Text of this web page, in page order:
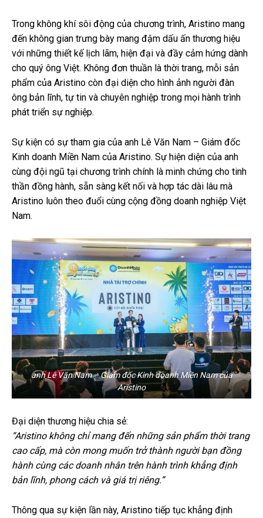
Trong không khí sôi động của chương trình, Aristino mang
đến không gian trưng bày mang đậm dấu ấn thương hiệu
với những thiết kế lịch lãm, hiện đại và đầy cảm hứng dành
cho quý ông Việt. Không đơn thuần là thời trang, mỗi sản
phẩm của Aristino còn đại diện cho hình ảnh người đàn
ông bản lĩnh, tự tin và chuyên nghiệp trong mọi hành trình
phát triển sự nghiệp.
Sự kiện có sự tham gia của anh Lê Văn Nam – Giám đốc
Kinh doanh Miền Nam của Aristino. Sự hiện diện của anh
cùng đội ngũ tại chương trình chính là minh chứng cho tinh
thần đồng hành, sẵn sàng kết nối và hợp tác dài lâu mà
Aristino luôn theo đuổi cùng cộng đồng doanh nghiệp Việt
Nam.
anh Lê Văn Nam – Giám đốc Kinh doanh Miền Nam của
Aristino
Đại diện thương hiệu chia sẻ:
“Aristino không chỉ mang đến những sản phẩm thời trang
cao cấp, mà còn mong muốn trở thành người bạn đồng
hành cùng các doanh nhân trên hành trình khẳng định
bản lĩnh, phong cách và giá trị riêng.”
Thông qua sự kiện lần này, Aristino tiếp tục khẳng định